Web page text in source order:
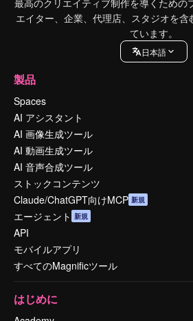
最高のクリエイティブ制作を導くための
エイター、企業、代理店、スタジオを
ています。
日本語
製品
Spaces
AI アシスタント
AI 画像生成ツール
AI 動画生成ツール
AI 音声合成ツール
ストックコンテンツ
Claude/ChatGPT向けMCP 新規
エージェント 新規
API
モバイルアプリ
すべてのMagnificツール
はじめに